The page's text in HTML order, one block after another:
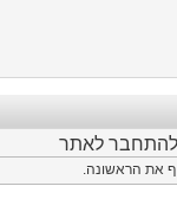
להתחבר לאתר
את הראשונה.